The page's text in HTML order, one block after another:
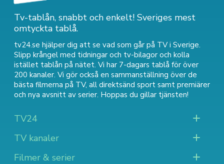
Tv-tablån, snabbt och enkelt! Sveriges mest
omtyckta tablå.
tv24.se hjälper dig att se vad som går på TV i Sverige.
Slipp krångel med tidningar och tv-bilagor och kolla
istället tablån på nätet. Vi har 7-dagars tablå för över
200 kanaler. Vi gör också en sammanställning över de
bästa filmerna på TV, all direktsänd sport samt premiärer
och nya avsnitt av serier. Hoppas du gillar tjänsten!
TV24
TV kanaler
Filmer & serier